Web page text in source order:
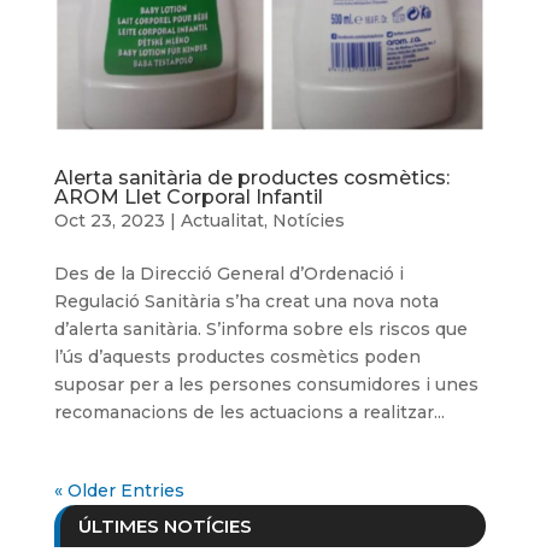
Alerta sanitària de productes cosmètics:
AROM Llet Corporal Infantil
Oct 23, 2023 | Actualitat, Notícies
Des de la Direcció General d’Ordenació i
Regulació Sanitària s’ha creat una nova nota
d’alerta sanitària. S’informa sobre els riscos que
l’ús d’aquests productes cosmètics poden
suposar per a les persones consumidores i unes
recomanacions de les actuacions a realitzar...
« Older Entries
ÚLTIMES NOTÍCIES